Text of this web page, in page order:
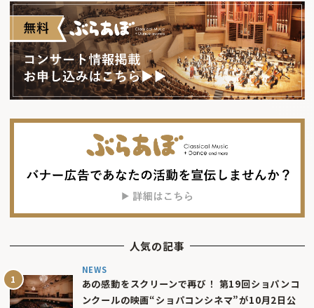
人気の記事
NEWS
あの感動をスクリーンで再び！ 第19回ショパンコ
ンクールの映画“ショパコンシネマ”が10月2日公